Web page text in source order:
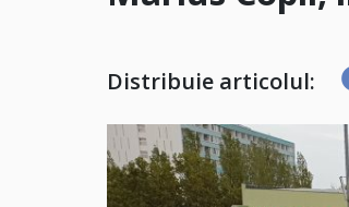
Distribuie articolul: